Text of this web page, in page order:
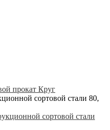
прокат Круг
сортовой стали 80,